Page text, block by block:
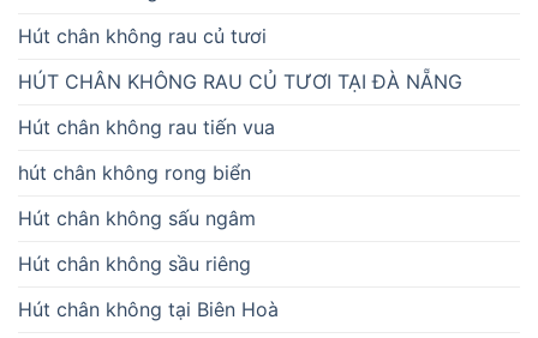
Hút chân không rau củ tươi
HÚT CHÂN KHÔNG RAU CỦ TƯƠI TẠI ĐÀ NẴNG
Hút chân không rau tiến vua
hút chân không rong biển
Hút chân không sấu ngâm
Hút chân không sầu riêng
Hút chân không tại Biên Hoà